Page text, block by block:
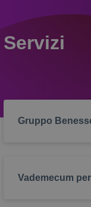
Servizi
Gruppo
Vademecum